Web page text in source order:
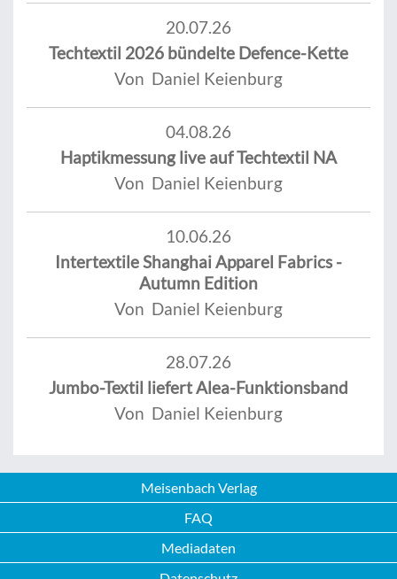
20.07.26
Techtextil 2026 bündelte Defence-Kette
Von Daniel Keienburg
04.08.26
Haptikmessung live auf Techtextil NA
Von Daniel Keienburg
10.06.26
Intertextile Shanghai Apparel Fabrics -
Autumn Edition
Von Daniel Keienburg
28.07.26
Jumbo-Textil liefert Alea-Funktionsband
Von Daniel Keienburg
Meisenbach Verlag
FAQ
Mediadaten